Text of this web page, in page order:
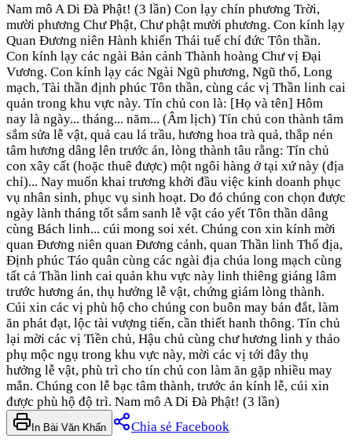
Nam mô A Di Đà Phật! (3 lần) Con lạy chín phương Trời,
mười phương Chư Phật, Chư phật mười phương. Con kính lạy
Quan Đương niên Hành khiển Thái tuế chí đức Tôn thần.
Con kính lạy các ngài Bản cảnh Thành hoàng Chư vị Đại
Vương. Con kính lạy các Ngài Ngũ phương, Ngũ thổ, Long
mạch, Tài thần định phúc Tôn thần, cùng các vị Thần linh cai
quản trong khu vực này. Tín chủ con là: [Họ và tên] Hôm
nay là ngày... tháng... năm... (Âm lịch) Tín chủ con thành tâm
sắm sửa lễ vật, quả cau lá trầu, hương hoa trà quả, thắp nén
tâm hương dâng lên trước án, lòng thành tâu rằng: Tín chủ
con xây cất (hoặc thuê được) một ngôi hàng ở tại xứ này (địa
chỉ)... Nay muốn khai trương khởi đầu việc kinh doanh phục
vụ nhân sinh, phục vụ sinh hoạt. Do đó chúng con chọn được
ngày lành tháng tốt sắm sanh lễ vật cáo yết Tôn thần dâng
cùng Bách linh... cúi mong soi xét. Chúng con xin kính mời
quan Đương niên quan Đương cảnh, quan Thần linh Thổ địa,
Định phúc Táo quân cùng các ngài địa chúa long mạch cùng
tất cả Thần linh cai quản khu vực này linh thiêng giáng lâm
trước hương án, thụ hưởng lễ vật, chứng giám lòng thành.
Cúi xin các vị phù hộ cho chúng con buôn may bán đắt, làm
ăn phát đạt, lộc tài vượng tiến, cần thiết hanh thông. Tín chủ
lại mời các vị Tiền chủ, Hậu chủ cùng chư hương linh y thảo
phụ mộc ngụ trong khu vực này, mời các vị tới đây thụ
hưởng lễ vật, phù trì cho tín chủ con làm ăn gặp nhiều may
mắn. Chúng con lễ bạc tâm thành, trước án kính lễ, cúi xin
được phù hộ độ trì. Nam mô A Di Đà Phật! (3 lần)
In Bài Văn Khấn Chia sẻ Facebook